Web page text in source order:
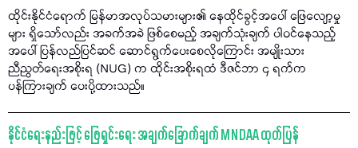
ထိုင်းနိုင်ငံရောက် မြန်မာအလုပ်သမားများ၏ နေထိုင်ခွင့်အပေါ် ဖြေလျော့မှု
များ ရှိသော်လည်း အခက်အခဲ ဖြစ်စေမည့် အချက်သုံးချက် ပါဝင်နေသည့်
အပေါ် ပြန်လည်ပြင်ဆင် ဆောင်ရွက်ပေးစေလိုကြောင်း အမျိုးသား
ညီညွတ်ရေးအစိုးရ (NUG) က ထိုင်းအစိုးရထံ ဒီဇင်ဘာ ၄ ရက်က
ပန်ကြားချက် ပေးပို့ထားသည်။
နိုင်ငံရေးနည်းဖြင့် ဖြေရှင်းရေး အချက်ခြောက်ချက် MNDAA ထုတ်ပြန်